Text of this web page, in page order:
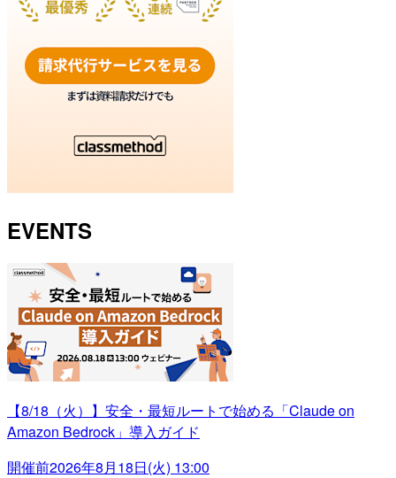
EVENTS
【8/18（火）】安全・最短ルートで始める「Claude on
Amazon Bedrock」導入ガイド
開催前2026年8月18日(火) 13:00